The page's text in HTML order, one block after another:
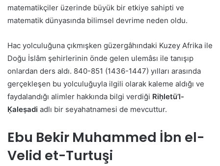
matematikçiler üzerinde büyük bir etkiye sahipti ve
matematik dünyasında bilimsel devrime neden oldu.
Hac yolculuğuna çıkmışken güzergâhındaki Kuzey Afrika ile
Doğu İslâm şehirlerinin önde gelen ulemâsı ile tanışıp
onlardan ders aldı. 840-851 (1436-1447) yılları arasında
gerçekleşen bu yolculuğuyla ilgili olarak kaleme aldığı ve
faydalandığı alimler hakkında bilgi verdiği Riḥletü’l-
Ḳaleṣadi adlı bir seyahatnamesi de mevcuttur.
Ebu Bekir Muhammed İbn el-
Velid et-Turtuşi